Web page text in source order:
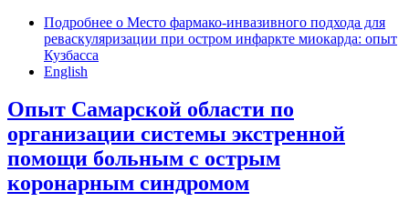
Подробнее о Место фармако-инвазивного подхода для
реваскуляризации при остром инфаркте миокарда: опыт
Кузбасса
English
Опыт Самарской области по
организации системы экстренной
помощи больным с острым
коронарным синдромом